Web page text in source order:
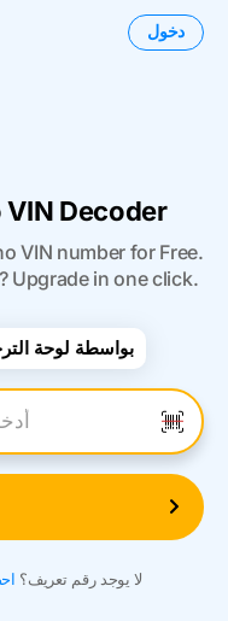
دخول
Decoder
VIN number for Free.
Upgrade in one click.
بواسطة لوحة
لا يوجد رقم تعريف؟